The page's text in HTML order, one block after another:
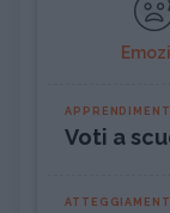
Voti a